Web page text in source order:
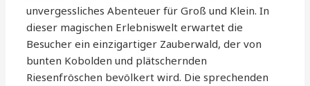
unvergessliches Abenteuer für Groß und Klein. In
dieser magischen Erlebniswelt erwartet die
Besucher ein einzigartiger Zauberwald, der von
bunten Kobolden und plätschernden
Riesenfröschen bevölkert wird. Die sprechenden